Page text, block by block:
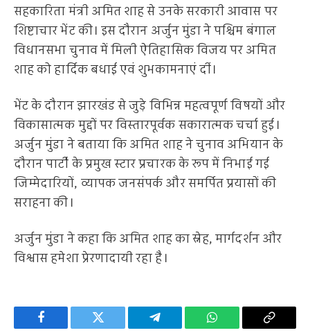
सहकारिता मंत्री अमित शाह से उनके सरकारी आवास पर
शिष्टाचार भेंट की। इस दौरान अर्जुन मुंडा ने पश्चिम बंगाल
विधानसभा चुनाव में मिली ऐतिहासिक विजय पर अमित
शाह को हार्दिक बधाई एवं शुभकामनाएं दीं।
भेंट के दौरान झारखंड से जुड़े विभिन्न महत्वपूर्ण विषयों और
विकासात्मक मुद्दों पर विस्तारपूर्वक सकारात्मक चर्चा हुई।
अर्जुन मुंडा ने बताया कि अमित शाह ने चुनाव अभियान के
दौरान पार्टी के प्रमुख स्टार प्रचारक के रूप में निभाई गई
जिम्मेदारियों, व्यापक जनसंपर्क और समर्पित प्रयासों की
सराहना की।
अर्जुन मुंडा ने कहा कि अमित शाह का स्नेह, मार्गदर्शन और
विश्वास हमेशा प्रेरणादायी रहा है।
Facebook Twitter Telegram WhatsApp Copy